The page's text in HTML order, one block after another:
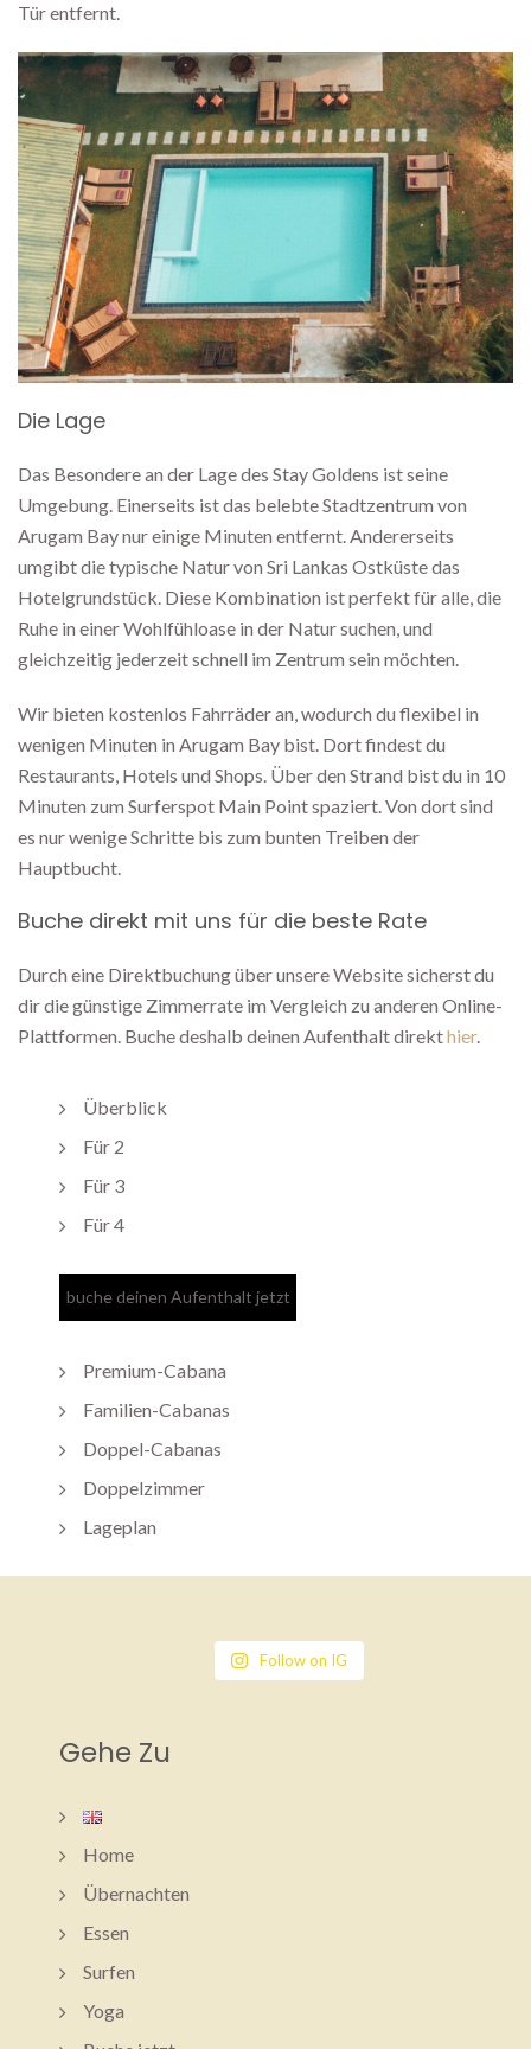
Tür entfernt.
Die Lage
Das Besondere an der Lage des Stay Goldens ist seine
Umgebung. Einerseits ist das belebte Stadtzentrum von
Arugam Bay nur einige Minuten entfernt. Andererseits
umgibt die typische Natur von Sri Lankas Ostküste das
Hotelgrundstück. Diese Kombination ist perfekt für alle, die
Ruhe in einer Wohlfühloase in der Natur suchen, und
gleichzeitig jederzeit schnell im Zentrum sein möchten.
Wir bieten kostenlos Fahrräder an, wodurch du flexibel in
wenigen Minuten in Arugam Bay bist. Dort findest du
Restaurants, Hotels und Shops. Über den Strand bist du in 10
Minuten zum Surferspot Main Point spaziert. Von dort sind
es nur wenige Schritte bis zum bunten Treiben der
Hauptbucht.
Buche direkt mit uns für die beste Rate
Durch eine Direktbuchung über unsere Website sicherst du
dir die günstige Zimmerrate im Vergleich zu anderen Online-
Plattformen. Buche deshalb deinen Aufenthalt direkthier.
Überblick
Für 2
Für 3
Für 4
Premium-Cabana
Familien-Cabanas
Doppel-Cabanas
Doppelzimmer
Lageplan
Follow on IG
Gehe Zu
Home
Übernachten
Essen
Surfen
Yoga